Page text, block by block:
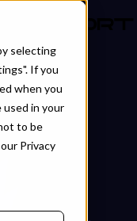
selecting
If you
when you
in your
to be
Privacy